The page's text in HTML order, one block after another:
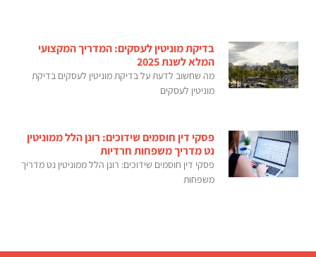
בדיקת מוניטין לעסקים: המדריך המקצועי
המלא לשנת 2025
מה שחשוב לדעת על בדיקת מוניטין לעסקים בדיקת
מוניטין לעסקים
פסקי דין חוסמים שידוכים: רונן הלל ממוניטין
נט מדריך משפחות חרדיות
פסקי דין חוסמים שידוכים: רונן הלל ממוניטין נט מדריך
משפחות